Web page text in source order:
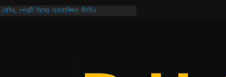
পেনাল্টি মিসের অনাকাঙ্ক্ষিত কীর্তিও